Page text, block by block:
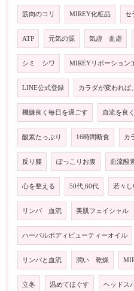
筋肉のコリ MIREY化粧品 セ
ATP 元気の源 気虚 血虚
シミ シワ MIREYリポーション
LINE公式登録 カラダが変われば
機嫌良く毎日を過ごす 血流を良
酸素たっぷり 16時間断食 カ
反り腰 ぽっこりお腹 血流酸
心を整える 50代,60代 若々し
リンパ 血流 美肌フェイシャル
ハーバルボディビューティーオイル
リンパと血流 潤い 乾燥
立冬 温めてほぐす ヘッドス